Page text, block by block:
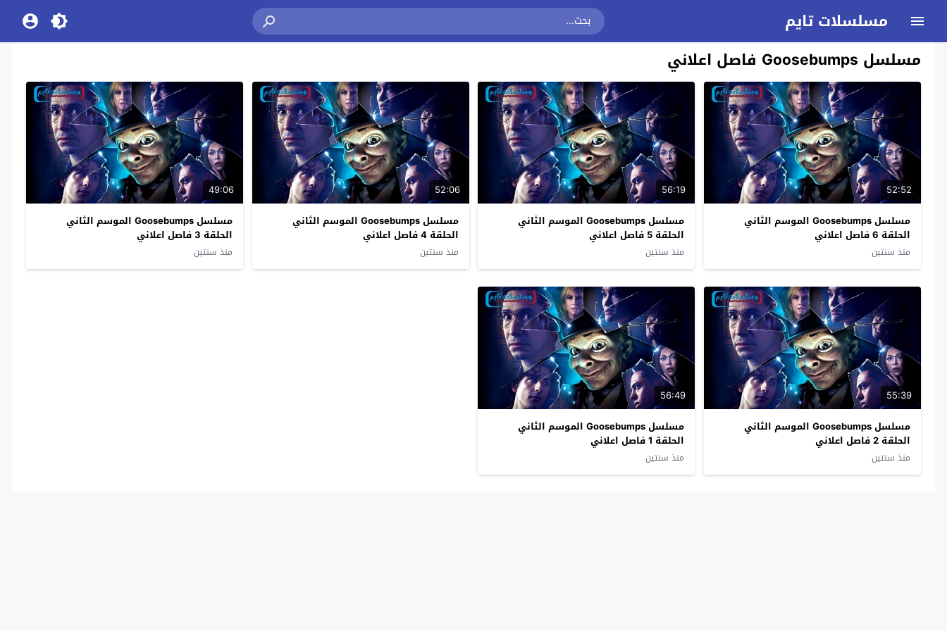
مسلسلات تايم
مسلسل Goosebumps فاصل اعلاني
52:52
مسلسل Goosebumps الموسم الثاني
الحلقة 6 فاصل اعلاني
منذ سنتين
56:19
مسلسل Goosebumps الموسم الثاني
الحلقة 5 فاصل اعلاني
منذ سنتين
52:06
مسلسل Goosebumps الموسم الثاني
الحلقة 4 فاصل اعلاني
منذ سنتين
49:06
مسلسل Goosebumps الموسم الثاني
الحلقة 3 فاصل اعلاني
منذ سنتين
55:39
مسلسل Goosebumps الموسم الثاني
الحلقة 2 فاصل اعلاني
منذ سنتين
56:49
مسلسل Goosebumps الموسم الثاني
الحلقة 1 فاصل اعلاني
منذ سنتين